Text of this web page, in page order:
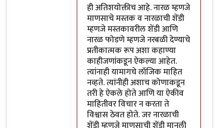
ही अतिशयोक्तीच आहे. नारळ म्हणजे
माणसाचे मस्तक व नारळाची शेंडी
म्हणजे मस्तकावरील शेंडी आणि
नारळ फोडणे म्हणजे नरबळी देण्याचे
प्रतीकात्मक रूप अशा कहाण्या
काहीजणांकडून ऐकल्या आहेत.
त्यांनाही यामागचे लॉजिक माहित
नव्हते. त्यांनीही अशाच कोणाकडून
तरी हे ऐकले होते आणि या ऐकीव
माहितीवर विचार न करता ते
विश्वास ठेवत होते. जर नारळाची